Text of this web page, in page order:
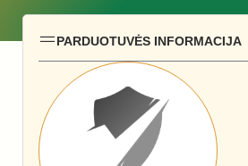
PARDUOTUVĖS INFORMACIJA